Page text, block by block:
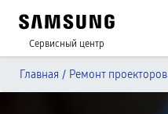
Сервисный центр
Главная / Ремонт проекторов